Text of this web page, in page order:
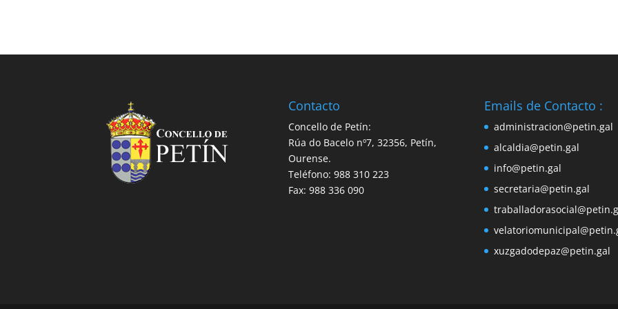
Contacto
Concello de Petín:
Rúa do Bacelo nº7, 32356, Petín,
Ourense.
Teléfono: 988 310 223
Fax: 988 336 090
Emails de Contacto :
administracion@petin.gal
alcaldia@petin.gal
info@petin.gal
secretaria@petin.gal
xuzgadodepaz@petin.gal